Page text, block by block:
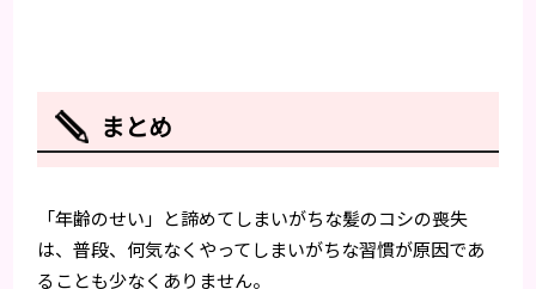
まとめ
「年齢のせい」と諦めてしまいがちな髪のコシの喪失
は、普段、何気なくやってしまいがちな習慣が原因であ
ることも少なくありません。